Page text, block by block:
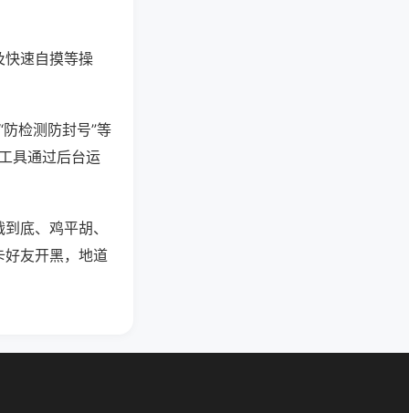
快速自摸等操
检测防封号”等
具通过后台运
底、鸡平胡、
好友开黑，地道